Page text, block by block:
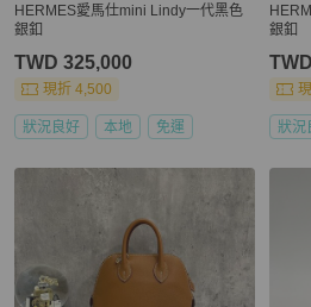
HERMES愛馬仕mini Lindy一代黑色
銀釦
TWD 325,000
現折 4,500
狀況良好 本地 免運
銀釦
狀況